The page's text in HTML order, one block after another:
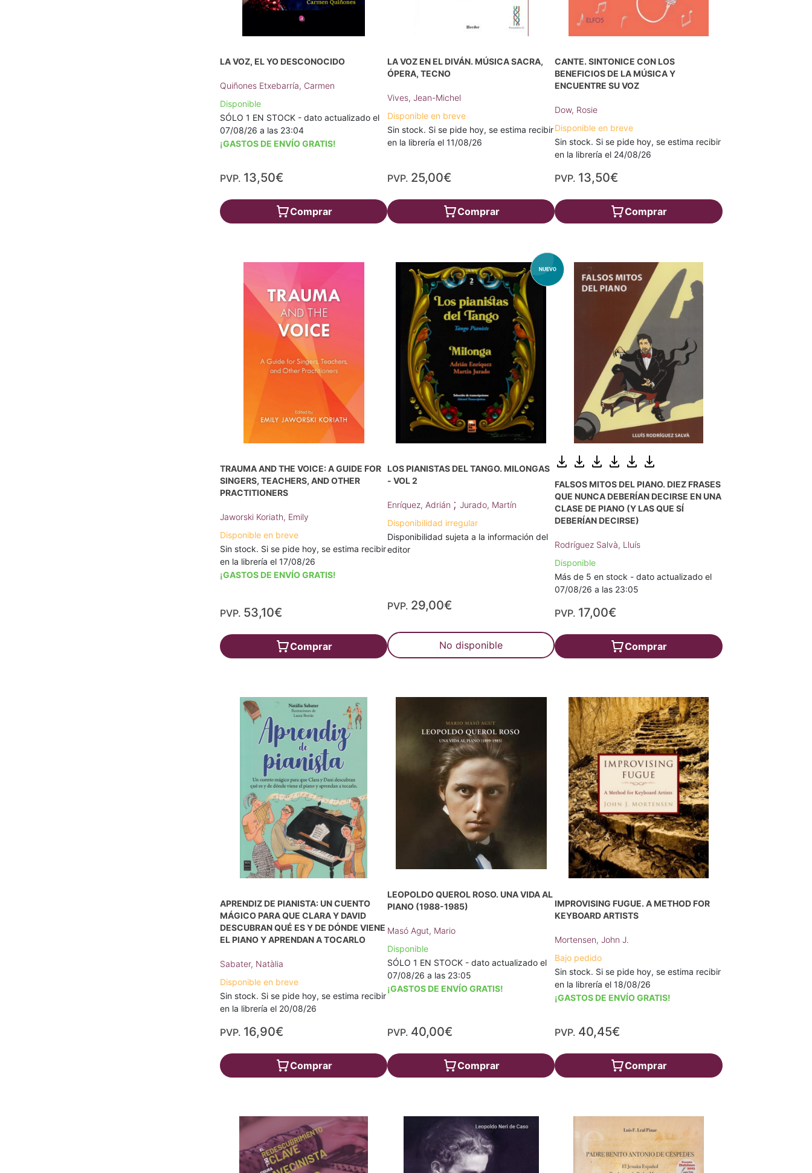
LA VOZ, EL YO DESCONOCIDO
Quiñones Etxebarría, Carmen
Disponible
SÓLO 1 EN STOCK - dato actualizado el
07/08/26 a las 23:04
¡GASTOS DE ENVÍO GRATIS!
PVP. 13,50€
Comprar
LA VOZ EN EL DIVÁN. MÚSICA SACRA,
ÓPERA, TECNO
Vives, Jean-Michel
Disponible en breve
Sin stock. Si se pide hoy, se estima recibir
en la librería el 11/08/26
PVP. 25,00€
Comprar
CANTE. SINTONICE CON LOS
BENEFICIOS DE LA MÚSICA Y
ENCUENTRE SU VOZ
Dow, Rosie
Disponible en breve
Sin stock. Si se pide hoy, se estima recibir
en la librería el 24/08/26
PVP. 13,50€
Comprar
TRAUMA AND THE VOICE: A GUIDE FOR
SINGERS, TEACHERS, AND OTHER
PRACTITIONERS
Jaworski Koriath, Emily
Disponible en breve
Sin stock. Si se pide hoy, se estima recibir
en la librería el 17/08/26
¡GASTOS DE ENVÍO GRATIS!
PVP. 53,10€
Comprar
LOS PIANISTAS DEL TANGO. MILONGAS
- VOL 2
Enríquez, Adrián ;Jurado, Martín
Disponibilidad irregular
Disponibilidad sujeta a la información del
editor
PVP. 29,00€
No disponible
FALSOS MITOS DEL PIANO. DIEZ FRASES
QUE NUNCA DEBERÍAN DECIRSE EN UNA
CLASE DE PIANO (Y LAS QUE SÍ
DEBERÍAN DECIRSE)
Rodríguez Salvà, Lluís
Disponible
Más de 5 en stock - dato actualizado el
07/08/26 a las 23:05
PVP. 17,00€
Comprar
APRENDIZ DE PIANISTA: UN CUENTO
MÁGICO PARA QUE CLARA Y DAVID
DESCUBRAN QUÉ ES Y DE DÓNDE VIENE
EL PIANO Y APRENDAN A TOCARLO
Sabater, Natàlia
Disponible en breve
Sin stock. Si se pide hoy, se estima recibir
en la librería el 20/08/26
PVP. 16,90€
Comprar
LEOPOLDO QUEROL ROSO. UNA VIDA AL
PIANO (1988-1985)
Masó Agut, Mario
Disponible
SÓLO 1 EN STOCK - dato actualizado el
07/08/26 a las 23:05
¡GASTOS DE ENVÍO GRATIS!
PVP. 40,00€
Comprar
IMPROVISING FUGUE. A METHOD FOR
KEYBOARD ARTISTS
Mortensen, John J.
Bajo pedido
Sin stock. Si se pide hoy, se estima recibir
en la librería el 18/08/26
¡GASTOS DE ENVÍO GRATIS!
PVP. 40,45€
Comprar